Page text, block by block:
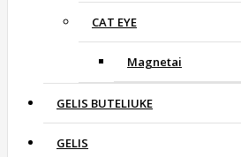
CAT EYE
Magnetai
GELIS BUTELIUKE
GELIS